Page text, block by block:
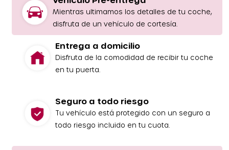
Mientras ultimamos los detalles de tu coche,
disfruta de un vehículo de cortesía.
Entrega a domicilio
Disfruta de la comodidad de recibir tu coche
en tu puerta.
Seguro a todo riesgo
Tu vehículo está protegido con un seguro a
todo riesgo incluido en tu cuota.